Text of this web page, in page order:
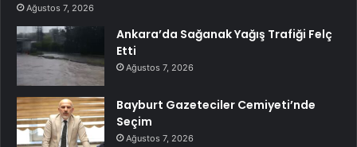
Ağustos 7, 2026
Ankara’da Sağanak Yağış Trafiği Felç
Etti
Ağustos 7, 2026
Bayburt Gazeteciler Cemiyeti’nde
Seçim
Ağustos 7, 2026